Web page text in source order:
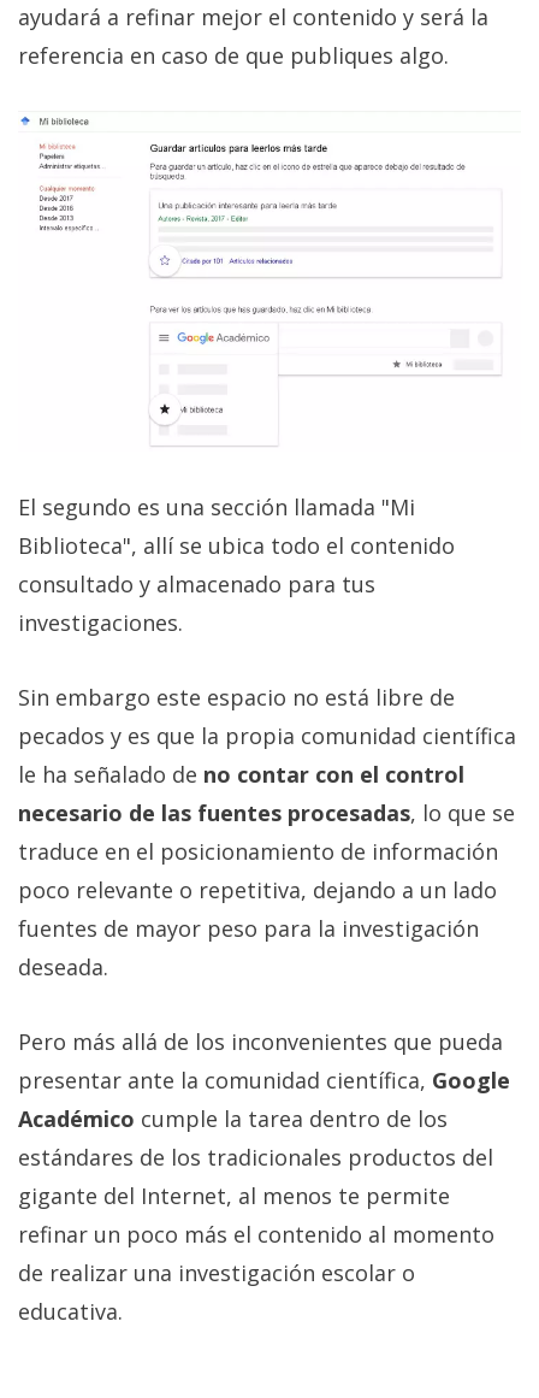
ayudará a refinar mejor el contenido y será la
referencia en caso de que publiques algo.
El segundo es una sección llamada "Mi
Biblioteca", allí se ubica todo el contenido
consultado y almacenado para tus
investigaciones.
Sin embargo este espacio no está libre de
pecados y es que la propia comunidad científica
le ha señalado de no contar con el control
necesario de las fuentes procesadas, lo que se
traduce en el posicionamiento de información
poco relevante o repetitiva, dejando a un lado
fuentes de mayor peso para la investigación
deseada.
Pero más allá de los inconvenientes que pueda
presentar ante la comunidad científica, Google
Académico cumple la tarea dentro de los
estándares de los tradicionales productos del
gigante del Internet, al menos te permite
refinar un poco más el contenido al momento
de realizar una investigación escolar o
educativa.